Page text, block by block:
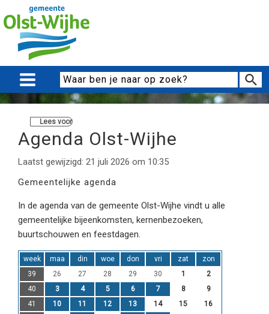
Lees voor
Agenda Olst-Wijhe
Laatst gewijzigd: 21 juli 2026 om 10:35
Gemeentelijke agenda
In de agenda van de gemeente Olst-Wijhe vindt u alle
gemeentelijke bijeenkomsten, kernenbezoeken,
buurtschouwen en feestdagen.
week maa din woe don vri zat
zon
39
26 27 28 29 30 1
2
40
3 4 5 6 7 8
9
41
10 11 12 13 14 15
16